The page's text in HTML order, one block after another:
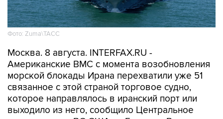
Фото: Zuma\ТАСС
Москва. 8 августа. INTERFAX.RU -
морской блокады Ирана перехватили уже 51
связанное с этой страной торговое судно,
которое направлялось в иранский порт или
выходило из него, сообщило Центральное
командование ВС США на Ближнем Востоке
(CENTCOM).